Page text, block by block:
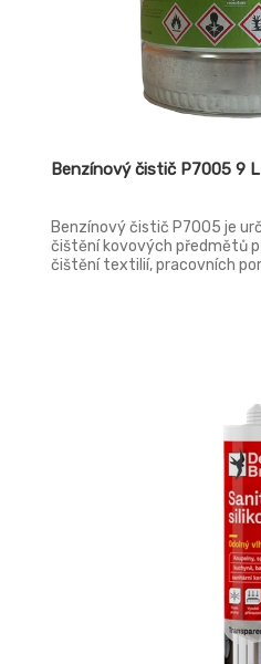
Benzínový čistič P7005 9 L
Benzínový čistič P7005 je
čištění kovových předmětů
čištění textilií, pracovních